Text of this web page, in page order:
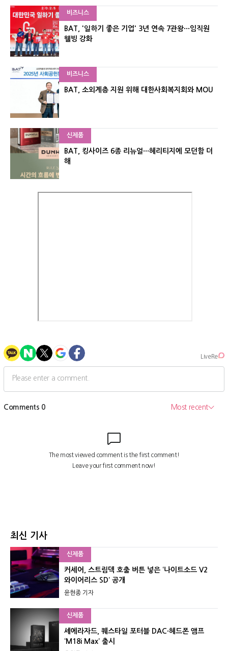
비즈니스
BAT, '일하기 좋은 기업' 3년 연속 7관왕···임직원
웰빙 강화
비즈니스
BAT, 소외계층 지원 위해 대한사회복지회와 MOU
신제품
BAT, 킹사이즈 6종 리뉴얼···헤리티지에 모던함 더
해
최신 기사
신제품
커세어, 스트림덱 호출 버튼 넣은 ‘나이트소드 V2
와이어리스 SD’ 공개
윤현종 기자
신제품
셰에라자드, 퀘스타일 포터블 DAC·헤드폰 앰프
‘M18i Max’ 출시